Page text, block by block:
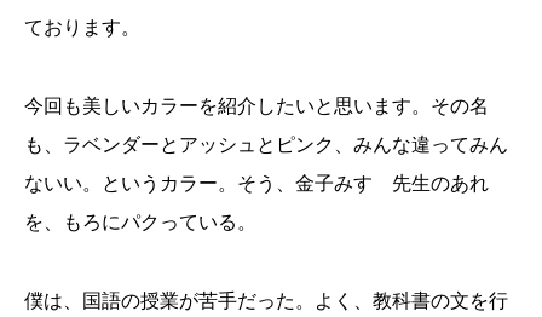
ております。
今回も美しいカラーを紹介したいと思います。その名
も、ラベンダーとアッシュとピンク、みんな違ってみん
ないい。というカラー。そう、金子みすゞ先生のあれ
を、もろにパクっている。
僕は、国語の授業が苦手だった。よく、教科書の文を行